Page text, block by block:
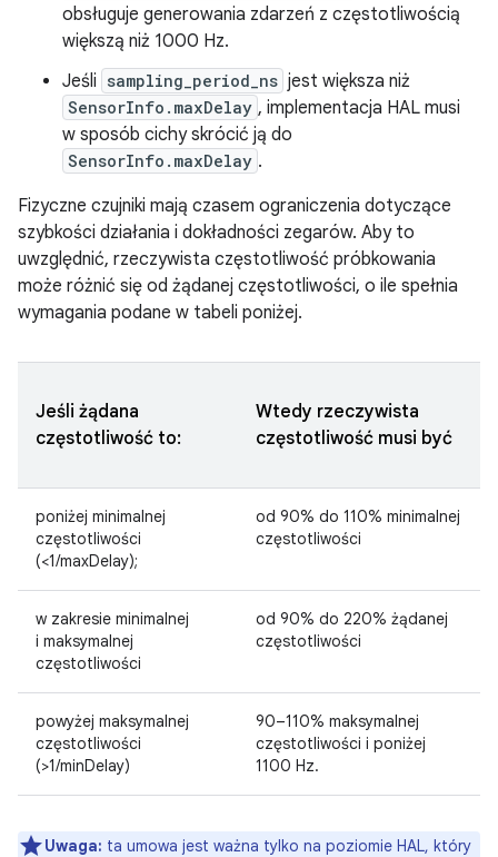
obsługuje generowania zdarzeń z częstotliwością
większą niż 1000 Hz.
Jeśli sampling_period_ns jest większa niż
SensorInfo.maxDelay , implementacja HAL musi
w sposób cichy skrócić ją do
SensorInfo.maxDelay .
Fizyczne czujniki mają czasem ograniczenia dotyczące
szybkości działania i dokładności zegarów. Aby to
uwzględnić, rzeczywista częstotliwość próbkowania
może różnić się od żądanej częstotliwości, o ile spełnia
wymagania podane w tabeli poniżej.
Jeśli żądana
częstotliwość to:
Wtedy rzeczywista
częstotliwość musi być
poniżej minimalnej
częstotliwości
(<1/maxDelay);
od 90% do 110% minimalnej
częstotliwości
w zakresie minimalnej
i maksymalnej
częstotliwości
od 90% do 220% żądanej
częstotliwości
powyżej maksymalnej
częstotliwości
(>1/minDelay)
90–110% maksymalnej
częstotliwości i poniżej
1100 Hz.
Uwaga: ta umowa jest ważna tylko na poziomie HAL, który